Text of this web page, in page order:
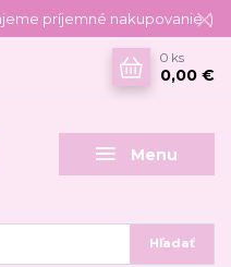
príjemné nakupovanie :)
Menu
Hľadať
0 ks
0,00 €